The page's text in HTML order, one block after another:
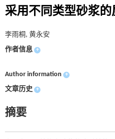
采用不同类型砂浆
李雨桐, 黄永安
作者信息 +
Author information +
文章历史 +
摘要